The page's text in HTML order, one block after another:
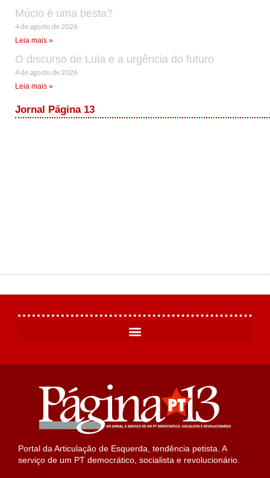
Múcio é uma besta?
4 de agosto de 2026
Leia mais »
O discurso de Lula e a urgência do futuro
4 de agosto de 2026
Leia mais »
Jornal Página 13
Portal da Articulação de Esquerda, tendência petista. A
serviço de um PT democrático, socialista e revolucionário.